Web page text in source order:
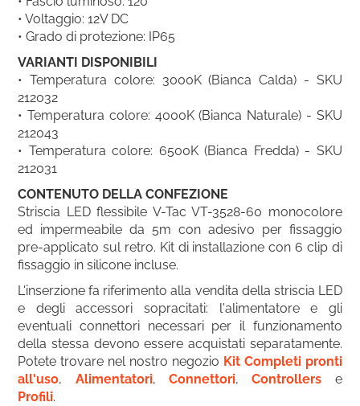
• Voltaggio: 12V DC
• Grado di protezione: IP65
VARIANTI DISPONIBILI
• Temperatura colore: 3000K (Bianca Calda) - SKU
212032
• Temperatura colore: 4000K (Bianca Naturale) - SKU
212043
• Temperatura colore: 6500K (Bianca Fredda) - SKU
212031
CONTENUTO DELLA CONFEZIONE
Striscia LED flessibile V-Tac VT-3528-60 monocolore
ed impermeabile da 5m con adesivo per fissaggio
pre-applicato sul retro. Kit di installazione con 6 clip di
fissaggio in silicone incluse.
L'inserzione fa riferimento alla vendita della striscia LED
e degli accessori sopracitati: l'alimentatore e gli
eventuali connettori necessari per il funzionamento
della stessa devono essere acquistati separatamente.
Potete trovare nel nostro negozio Kit Completi pronti
all'uso, Alimentatori,Connettori,Controllers e
Profili.